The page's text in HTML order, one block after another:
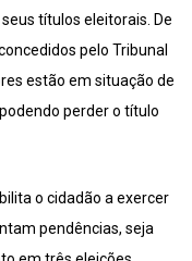
títulos eleitorais. De
pelo Tribunal
estão em situação de
perder o título
o cidadão a exercer
pendências, seja